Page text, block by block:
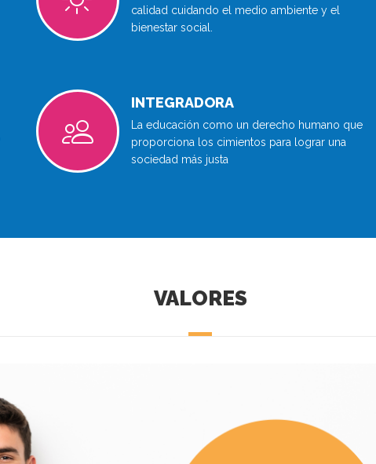
calidad cuidando el medio ambiente y el
bienestar social.
INTEGRADORA
La educación como un derecho humano que
proporciona los cimientos para lograr una
sociedad más justa
VALORES